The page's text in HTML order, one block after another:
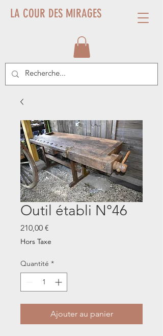
LA COUR DES MIRAGES
Outil établi N°46
210,00 €
Hors Taxe
Quantité *
Ajouter au panier